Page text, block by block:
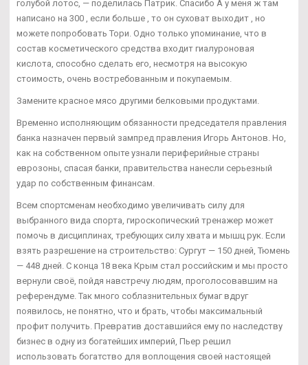
голубой лотос, — поделилась Патрик. Спасибо А у меня ж там
написано на 300 , если больше , то он суховат выходит , но
можете попробовать Тори. Одно только упоминание, что в
состав косметического средства входит гиалуроновая
кислота, способно сделать его, несмотря на высокую
стоимость, очень востребованным и покупаемым.
Замените красное мясо другими белковыми продуктами.
Временно исполняющим обязанности председателя правления
банка назначен первый зампред правления Игорь Антонов. Но,
как на собственном опыте узнали периферийные страны
еврозоны, спасая банки, правительства нанесли серьезный
удар по собственным финансам.
Всем спортсменам необходимо увеличивать силу для
выбранного вида спорта, гироскопический тренажер может
помочь в дисциплинах, требующих силу хвата и мышц рук. Если
взять разрешение на строительство: Сургут — 150 дней, Тюмень
— 448 дней. С конца 18 века Крым стал российским и мы просто
вернули своё, пойдя навстречу людям, проголосовавшим на
референдуме. Так много соблазнительных бумаг вдруг
появилось, не понятно, что и брать, чтобы максимальный
профит получить. Превратив доставшийся ему по наследству
бизнес в одну из богатейших империй, Пьер решил
использовать богатство для воплощения своей настоящей